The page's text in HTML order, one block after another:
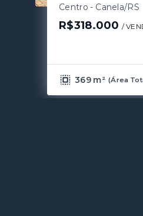
Centro - Canela/RS
R$318.000 /
369 m² (Área